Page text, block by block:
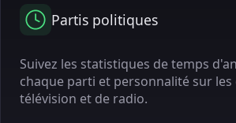
Partis politiques
Suivez les statistiques de temps
chaque parti et personnalité sur les
télévision et de radio.